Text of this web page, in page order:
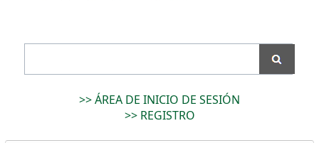
Macchine
>> ÁREA DE INICIO DE SESIÓN
>> REGISTRO